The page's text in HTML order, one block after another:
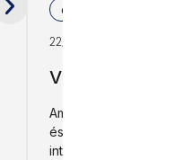
destacats
22/09/2026
VISITA TÈCNICA
Amb més de 217 anys
és una empresa
internacional